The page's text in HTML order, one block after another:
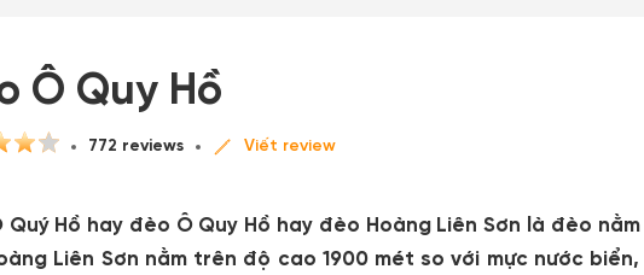
Ô Quy Hồ
772 reviews Viết review
Quý Hồ hay đèo Ô Quy Hồ hay đèo Hoàng Liên Sơn là đèo
Liên Sơn nằm trên độ cao 1900 mét so với mực nước